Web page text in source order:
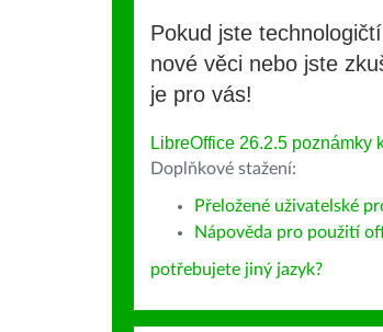
Pokud jste
nové věci nebo jste
je pro vás!
LibreOffice 26.2.5 poznámky
Doplňkové stažení:
Přeložené uživatelské
Nápověda pro použití
potřebujete jiný jazyk?